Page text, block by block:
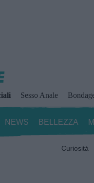
Sesso Anale
NEWS BELLEZZA
Curiosità